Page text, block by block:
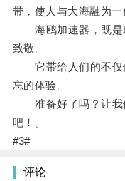
带，使人与大海融为一
海鸥加速器，既是
致敬。
它带给人们的不仅
忘的体验。
准备好了吗？让我
吧！。
#3#
评论